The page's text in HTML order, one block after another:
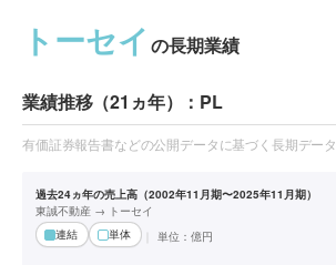
トーセイ の長期業績
業績推移（21ヵ年）：PL
有価証券報告書などの公開データに基づく長期データ
過去24ヵ年の売上高（2002年11月期〜2025年11月期）
東誠不動産 → トーセイ
連結
単体 単位： 億円